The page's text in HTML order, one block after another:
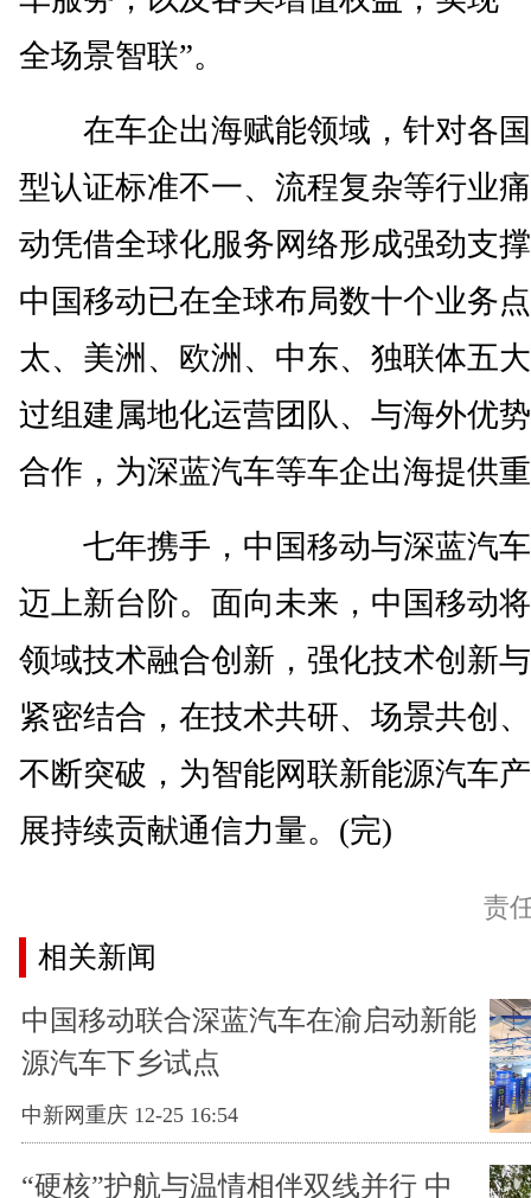
全场景智联”。
在车企出海赋能领域，针对各国
型认证标准不一、流程复杂等行业
动凭借全球化服务网络形成强劲支
中国移动已在全球布局数十个业务
太、美洲、欧洲、中东、独联体五
过组建属地化运营团队、与海外优
合作，为深蓝汽车等车企出海提供
七年携手，中国移动与深蓝汽车
迈上新台阶。面向未来，中国移动
领域技术融合创新，强化技术创新
紧密结合，在技术共研、场景共创
不断突破，为智能网联新能源汽车
展持续贡献通信力量。(完)
责
相关新闻
中国移动联合深蓝汽车在渝启动新能
源汽车下乡试点
中新网重庆 12-25 16:54
“硬核”护航与温情相伴双线并行 中